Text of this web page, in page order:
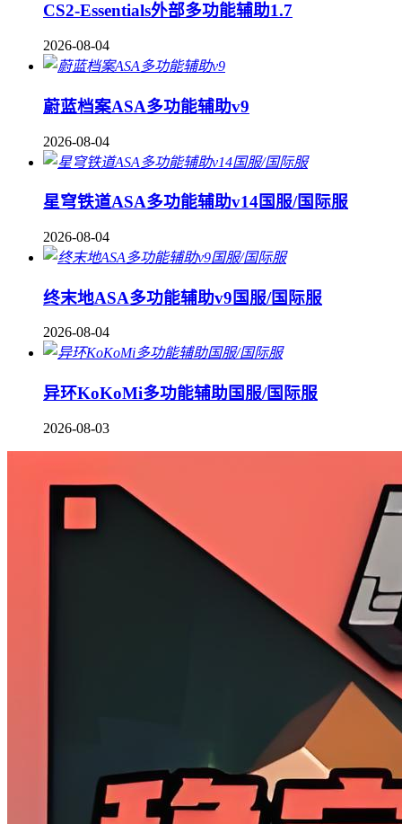
CS2-Essentials外部多功能辅助1.7
2026-08-04
蔚蓝档案ASA多功能辅助v9
2026-08-04
星穹铁道ASA多功能辅助v14国服/国际服
2026-08-04
终末地ASA多功能辅助v9国服/国际服
2026-08-04
异环KoKoMi多功能辅助国服/国际服
2026-08-03